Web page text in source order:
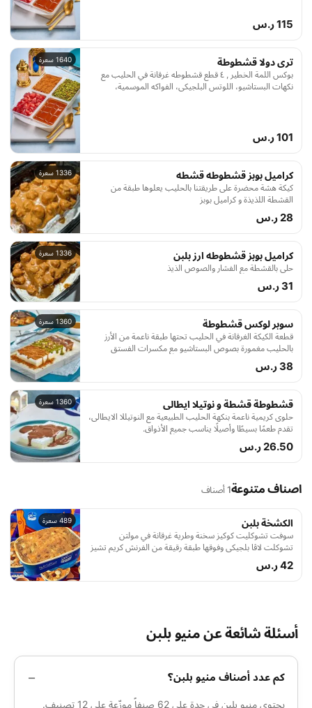
115 ر.س
1640 سعرة ترى دولا قشطوطة
بوكس اللمة الخطير , ٤ قطع قشطوطه غرقانة في الحليب مع
نكهات البستاشيو، اللوتس البلجيكي، الفواكه الموسمية،
101 ر.س
1336 سعرة كراميل بوبز قشطوطه قشطه
كيكة هشة محضرة على طريقتنا بالحليب يعلوها طبقة من
القشطة اللذيذة و كراميل بوبز
28 ر.س
1336 سعرة كراميل بوبز قشطوطه ارز بلبن
حلى بالقشطة مع الفشار والصوص الذيذ
31 ر.س
1360 سعرة سوبر لوكس قشطوطة
قطعة الكيكة الغرقانة في الحليب تحتها طبقة ناعمة من الأرز
بالحليب مغمورة بصوص البستاشيو مع مكسرات الفستق
وصوص اللوتس البلجيكي ومغطاة ببسكويت اللوتس مع طبقة
من صوص النوتيلا والشوكولاتة شيبس
38 ر.س
1360 سعرة قشطوطة قشطة و نوتيلا ايطالى
حلوى كريمية ناعمة بنكهة الحليب الطبيعية مع النوتيللا الايطالى،
تقدم طعمًا بسيطًا وأصيلًا يناسب جميع الأذواق.
26.50 ر.س
اصناف متنوعة1 أصناف
489 سعرة الكشخة بلبن
سوفت تشوكليت كوكيز سخنة وطرية غرقانة في مولتن
تشوكلت لاڤا بلجيكي وفوقها طبقة رقيقة من الفرنش كريم تشيز
مع الفادج مولتن براونيز
42 ر.س
أسئلة شائعة عن منيو بلبن
كم عدد أصناف منيو بلبن؟
يحتوي منيو بلبن في جدة على 62 صنفاً موزّعة على 12 تصنيف.